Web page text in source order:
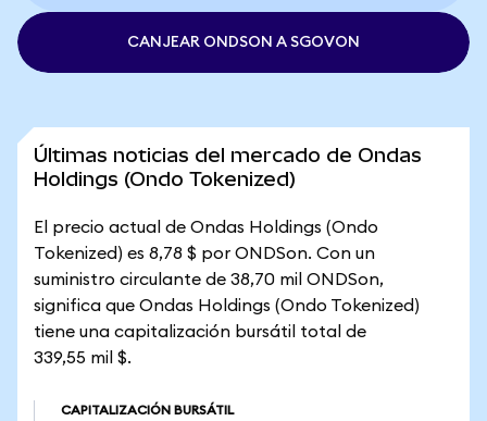
CANJEAR ONDSON A SGOVON
Últimas noticias del mercado de Ondas
Holdings (Ondo Tokenized)
El precio actual de Ondas Holdings (Ondo
Tokenized) es 8,78 $ por ONDSon. Con un
suministro circulante de 38,70 mil ONDSon,
significa que Ondas Holdings (Ondo Tokenized)
tiene una capitalización bursátil total de
339,55 mil $.
CAPITALIZACIÓN BURSÁTIL